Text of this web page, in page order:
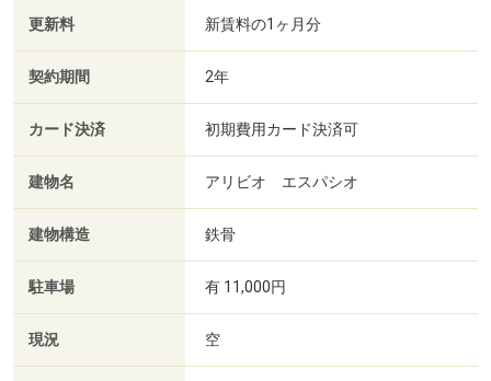
更新料 新賃料の1ヶ月分
契約期間 2年
カード決済 初期費用カード決済可
建物名 アリビオ エスパシオ
建物構造 鉄骨
駐車場 有 11,000円
現況 空